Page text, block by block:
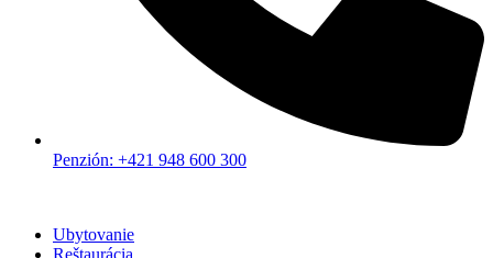
Penzión: +421 948 600 300
Ubytovanie
Reštaurácia